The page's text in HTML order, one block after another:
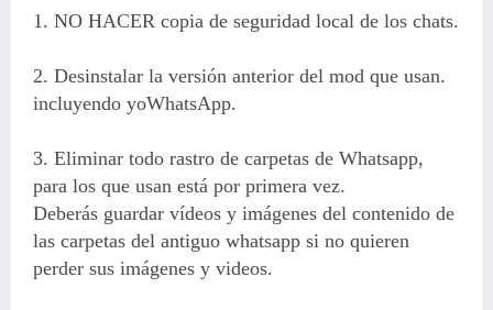
1. NO HACER copia de seguridad local de los chats.
2. Desinstalar la versión anterior del mod que usan.
incluyendo yoWhatsApp.
3. Eliminar todo rastro de carpetas de Whatsapp,
para los que usan está por primera vez.
Deberás guardar vídeos y imágenes del contenido de
las carpetas del antiguo whatsapp si no quieren
perder sus imágenes y videos.